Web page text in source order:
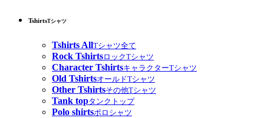
TshirtsTシャツ
Tshirts AllTシャツ全て
Rock TshirtsロックTシャツ
Character TshirtsキャラクターTシャツ
Old TshirtsオールドTシャツ
Other Tshirtsその他Tシャツ
Tank topタンクトップ
Polo shirtsポロシャツ